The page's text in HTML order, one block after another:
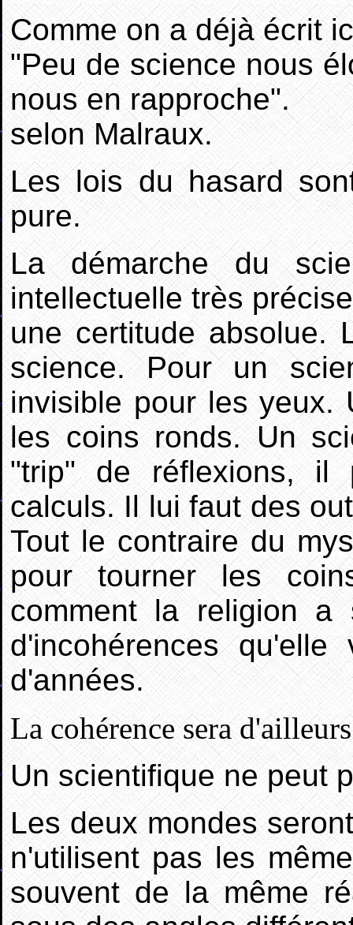
Comme on a déjà écrit
"Peu de science nous
nous en rapproche".
selon Malraux.
Les lois du hasard
pure.
La démarche du
intellectuelle très
une certitude absolue.
science. Pour un
invisible pour les yeux.
les coins ronds. Un
"trip" de réflexions,
calculs. Il lui faut des
Tout le contraire du
pour tourner les
comment la religion a
d'incohérences
d'années.
La cohérence sera
Un scientifique ne peut
Les deux mondes
n'utilisent pas les
souvent de la même